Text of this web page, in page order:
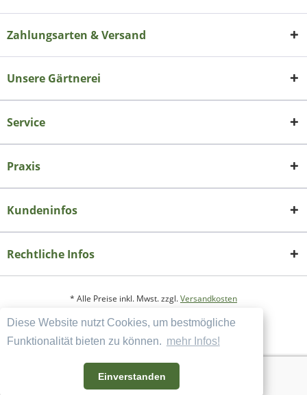
Diese Website nutzt Cookies, um bestmögliche
Funktionalität bieten zu können. mehr Infos!
Einverstanden
Zahlungsarten & Versand
Unsere Gärtnerei
Service
Praxis
Kundeninfos
Rechtliche Infos
* Alle Preise inkl. Mwst. zzgl.Versandkosten
Copyright
Datenschutzerklärung
Widerrufsbelehrung und Muster-Widerrufsformular
AGB und Kundeninformation